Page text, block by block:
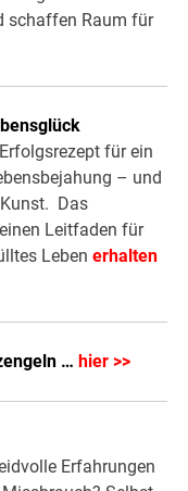
schaffen Raum für
für ein
– und
Das
Leitfaden für
Lebenerhalten
… hier >>
Erfahrungen